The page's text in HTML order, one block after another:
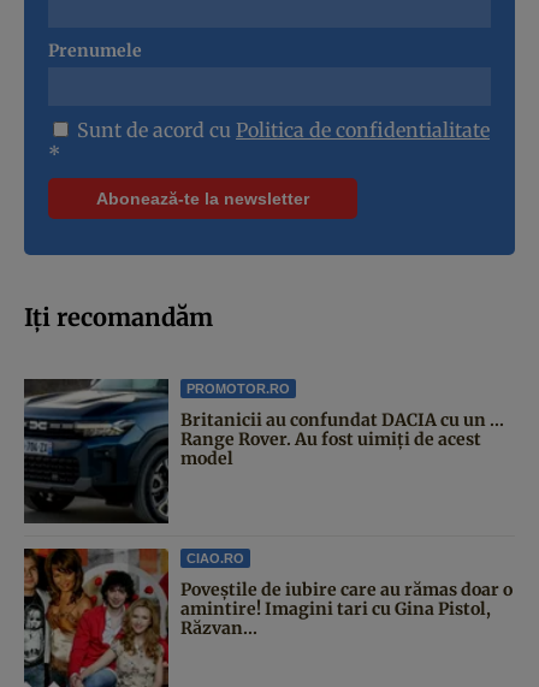
Prenumele
Sunt de acord cu Politica de confidentialitate
*
Iți recomandăm
PROMOTOR.RO
Britanicii au confundat DACIA cu un ...
Range Rover. Au fost uimiți de acest
model
CIAO.RO
Poveştile de iubire care au rămas doar o
amintire! Imagini tari cu Gina Pistol,
Răzvan...